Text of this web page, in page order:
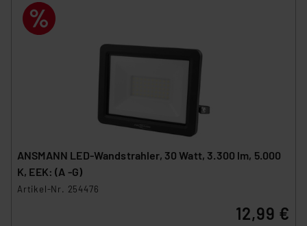
ANSMANN LED-Wandstrahler, 30 Watt, 3.300 lm, 5.000
K, EEK: (A -G)
Artikel-Nr. 254476
12,99 €